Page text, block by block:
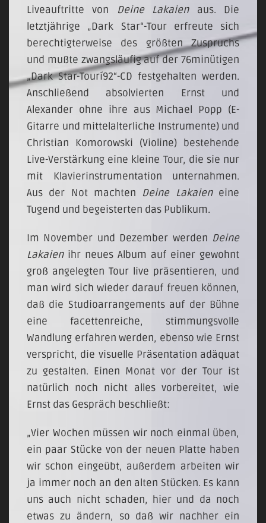
Liveauftritte von
Deine Lakaienaus. Die
letztjährige „Dark Star“-Tour erfreute sich
berechtigterweise des größten Zuspruchs
und mußte zwangsläufig auf der 76minütigen
„Dark Star-Tourí92“-CD festgehalten werden.
Anschließend absolvierten Ernst und
Alexander ohne ihre aus Michael Popp (E-
Gitarre und mittelalterliche Instrumente) und
Christian Komorowski (Violine) bestehende
Live-Verstärkung eine kleine Tour, die sie nur
mit Klavierinstrumentation unternahmen.
Aus der Not machten Deine Lakaieneine
Tugend und begeisterten das Publikum.
Im November und Dezember werden Deine
Lakaienihr neues Album auf einer gewohnt
groß angelegten Tour live präsentieren, und
man wird sich wieder darauf freuen können,
daß die Studioarrangements auf der Bühne
eine facettenreiche, stimmungsvolle
Wandlung erfahren werden, ebenso wie Ernst
verspricht, die visuelle Präsentation adäquat
zu gestalten. Einen Monat vor der Tour ist
natürlich noch nicht alles vorbereitet, wie
Ernst das Gespräch beschließt:
„Vier Wochen müssen wir noch einmal üben,
ein paar Stücke von der neuen Platte haben
wir schon eingeübt, außerdem arbeiten wir
ja immer noch an den alten Stücken. Es kann
uns auch nicht schaden, hier und da noch
etwas zu ändern, so daß wir nachher ein